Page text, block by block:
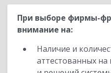
При выборе фирмы-
внимание на:
Наличие и
аттестованных